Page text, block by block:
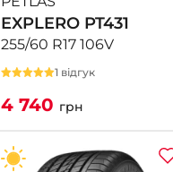
EXPLERO PT431
255/60 R17 106V
1 відгук
4 740 грн